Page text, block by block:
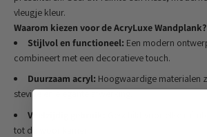
vleugje kleur.
Waarom kiezen voor de AcryLuxe Wandplank?
Stijlvol en functioneel: Een modern
combineert met een decoratieve touch.
Duurzaam acryl: Hoogwaardige materialen
stevige en elegante afwerking.
Veelzijdig gebruik:
Geschikt voor elke
tot de woonkamer.